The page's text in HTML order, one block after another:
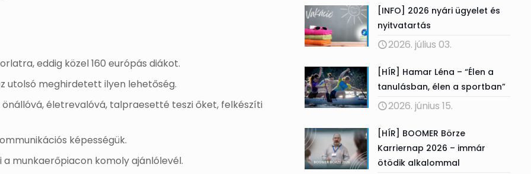
eddig közel 160 európás diákot.
utolsó meghirdetett ilyen lehetőség.
életrevalóvá, talpraesetté teszi őket, felkészíti
képességük.
munkaerőpiacon komoly ajánlólevél.
[INFO] 2026 nyári ügyelet és
nyitvatartás
2026. július 03.
[HÍR] Hamar Léna – “Élen a
tanulásban, élen a sportban”
2026. június 15.
[HÍR] BOOMER Börze
Karriernap 2026 – immár
ötödik alkalommal